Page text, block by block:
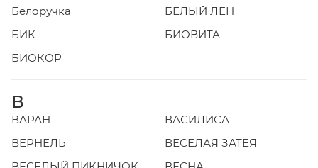
Белоручка
БЕЛЫЙ ЛЕН
БИК
БИОВИТА
БИОКОР
В
ВАРАН
ВАСИЛИСА
ВЕРНЕЛЬ
ВЕСЕЛАЯ ЗАТЕЯ